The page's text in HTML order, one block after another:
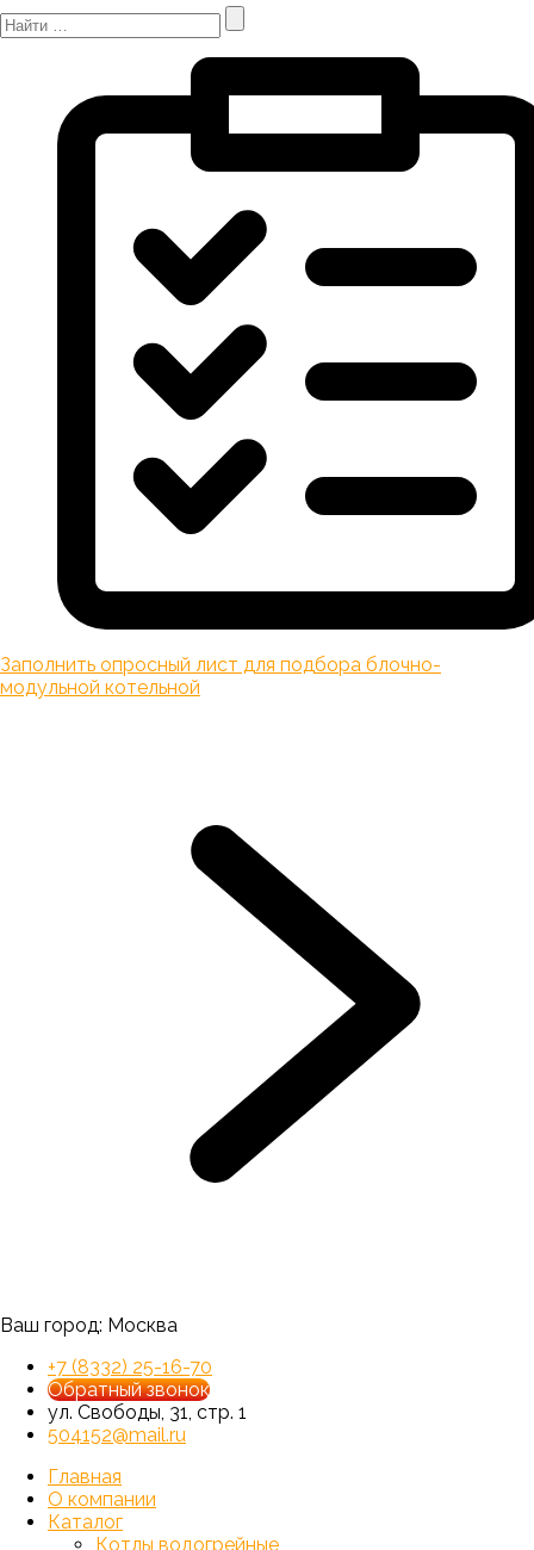
Заполнить опросный лист для подбора блочно-
модульной котельной
Ваш город: Москва
+7 (8332) 25-16-70
Обратный звонок
ул. Свободы, 31, стр. 1
504152@mail.ru
Главная
О компании
Каталог
Котлы водогрейные